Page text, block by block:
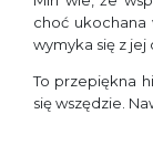
choć
wymyka się z jej
To przepiękna
się wszędzie.